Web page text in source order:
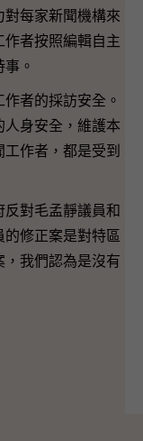
每家新聞機構來
者按照編輯自主
。
者的採訪安全。
身安全，維護本
作者，都是受到
對毛孟靜議員和
修正案是對特區
，我們認為是沒有